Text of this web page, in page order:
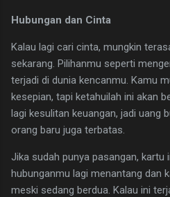
Hubungan dan Cinta
Kalau lagi cari cinta, mungkin
sekarang. Pilihanmu seperti
terjadi di dunia kencanmu. Kamu
kesepian, tapi ketahuilah ini akan
lagi kesulitan keuangan, jadi uang
orang baru juga terbatas.
​Jika sudah punya pasangan, kartu
hubunganmu lagi menantang dan
meski sedang berdua. Kalau ini